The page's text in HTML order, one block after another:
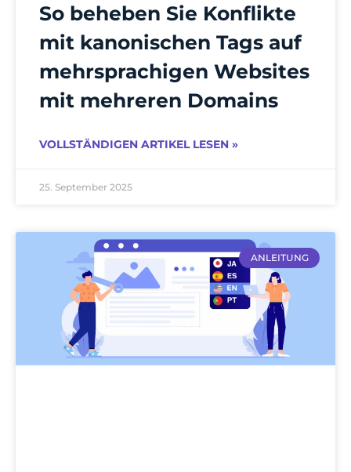
So beheben Sie Konflikte
mit kanonischen Tags auf
mehrsprachigen Websites
mit mehreren Domains
VOLLSTÄNDIGEN ARTIKEL LESEN »
25. September 2025
ANLEITUNG